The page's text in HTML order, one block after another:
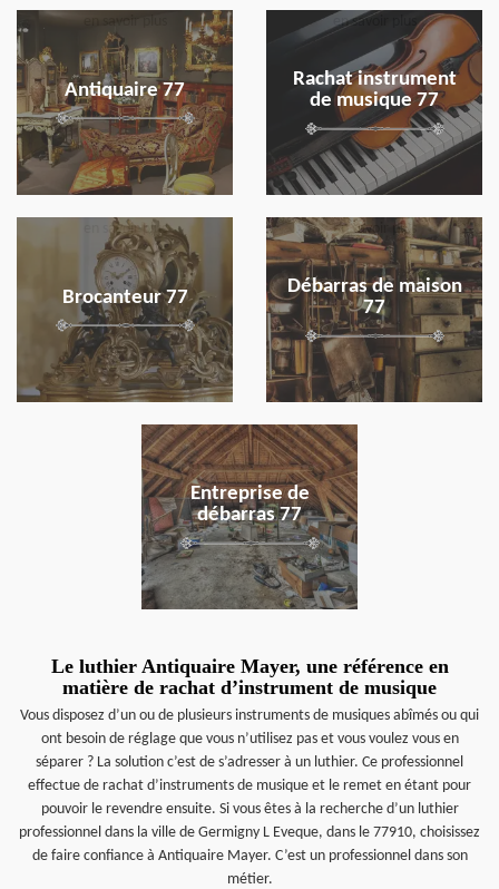
Antiquaire 77
en savoir plus
Rachat instrument
de musique 77
en savoir plus
Brocanteur 77
en savoir plus
Débarras de maison
77
en savoir plus
Entreprise de
débarras 77
en savoir plus
Le luthier Antiquaire Mayer, une référence en
matière de rachat d’instrument de musique
Vous disposez d’un ou de plusieurs instruments de musiques abîmés ou qui
ont besoin de réglage que vous n’utilisez pas et vous voulez vous en
séparer ? La solution c’est de s’adresser à un luthier. Ce professionnel
effectue de rachat d’instruments de musique et le remet en étant pour
pouvoir le revendre ensuite. Si vous êtes à la recherche d’un luthier
professionnel dans la ville de Germigny L Eveque, dans le 77910, choisissez
de faire confiance à Antiquaire Mayer. C’est un professionnel dans son
métier.